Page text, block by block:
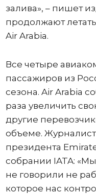
залива», – пишет
продолжают
Air Arabia.
Все четыре
пассажиров из
сезона. Air Arabia
раза увеличить
другие
объеме. Журналист
президента
собрании IATA:
не говорили не
которое нас